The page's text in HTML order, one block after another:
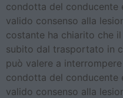
condotta del conducente
valido consenso alla
costante ha chiarito che
subito dal trasportato in
può valere a
condotta del conducente
valido consenso alla